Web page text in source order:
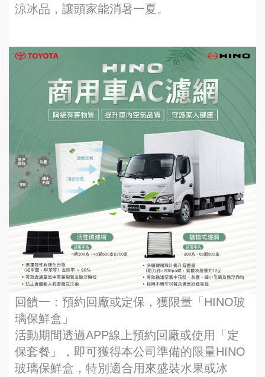
涼冰品，讓頭家能消暑一夏。
回饋一：預約回廠或定保，獲限量「HINO玻
璃保鮮盒」
活動期間透過APP線上預約回廠或使用「定
保套餐」，即可獲得本公司準備的限量HINO
玻璃保鮮盒，特別適合用來盛裝水果或冰